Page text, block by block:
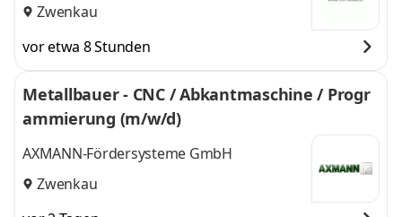
Zwenkau
vor etwa 8 Stunden
Metallbauer - CNC / Abkantmaschine / Progr
ammierung (m/w/d)
AXMANN-Fördersysteme GmbH
Zwenkau